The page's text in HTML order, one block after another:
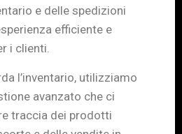
e delle spedizioni
efficiente e
i clienti.
l’inventario, utilizziamo
avanzato che ci
traccia dei prodotti